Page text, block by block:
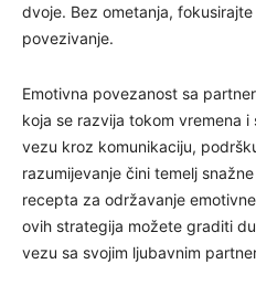
dvoje. Bez ometanja,
povezivanje.
Emotivna povezanost sa
koja se razvija tokom vremena
vezu kroz komunikaciju,
razumijevanje čini temelj
recepta za održavanje
ovih strategija možete graditi
vezu sa svojim ljubavnim